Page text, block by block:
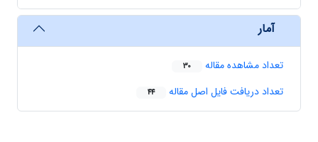
آمار
تعداد مشاهده مقاله 30
تعداد دریافت فایل اصل مقاله 44